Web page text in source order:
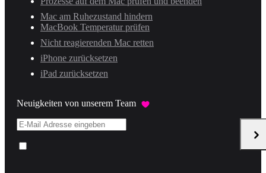
Mac am Ruhezustand hindern
MacBook Temperatur prüfen
Nicht reagierenden Mac retten
iPhone zurücksetzen
iPad zurücksetzen
Neuigkeiten von unserem Team